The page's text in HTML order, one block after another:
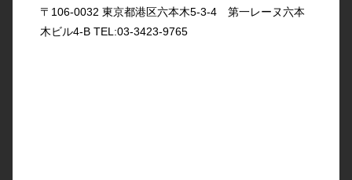
〒106-0032 東京都港区六本木5-3-4 第一レーヌ六本
木ビル4-B TEL:03-3423-9765